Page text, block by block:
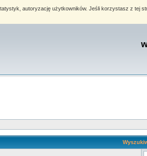
autoryzację użytkowników. Jeśli korzystasz z tej